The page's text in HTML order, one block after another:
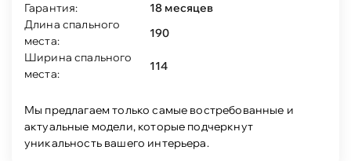
Гарантия:
18 месяцев
Длина спального
места:
190
Ширина спального
места:
114
Мы предлагаем только самые востребованные и
актуальные модели, которые подчеркнут
уникальность вашего интерьера.